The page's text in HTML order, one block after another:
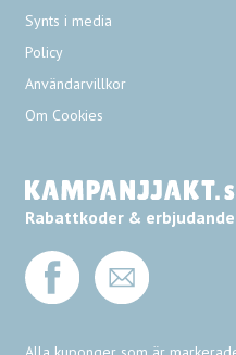
Synts i media
Policy
Användarvillkor
Om Cookies
Rabattkoder &